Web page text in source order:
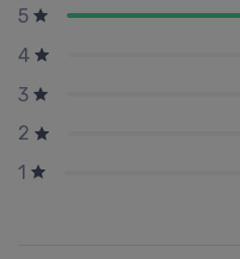
5
4
3
2
1